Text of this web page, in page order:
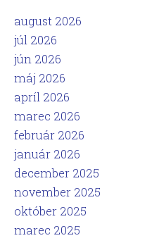
august 2026
júl 2026
jún 2026
máj 2026
apríl 2026
marec 2026
február 2026
január 2026
december 2025
november 2025
október 2025
marec 2025